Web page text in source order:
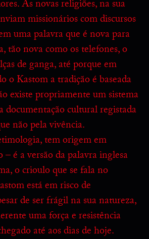
As novas religiões, na sua
missionários com discursos
uma palavra que é nova para
tão nova como os telefones, o
de ganga, até porque em
o Kastom a tradição é baseada
existe propriamente um sistema
documentação cultural registada
não pela vivência.
tem origem em
– é a versão da palavra inglesa
o crioulo que se fala no
está em risco de
de ser frágil na sua natureza,
uma força e resistência
até aos dias de hoje.